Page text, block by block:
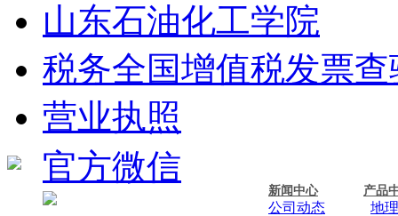
山东石油化工学院
税务全国增值税发票
营业执照
新闻中心 产品
公司动态
地
官方微信